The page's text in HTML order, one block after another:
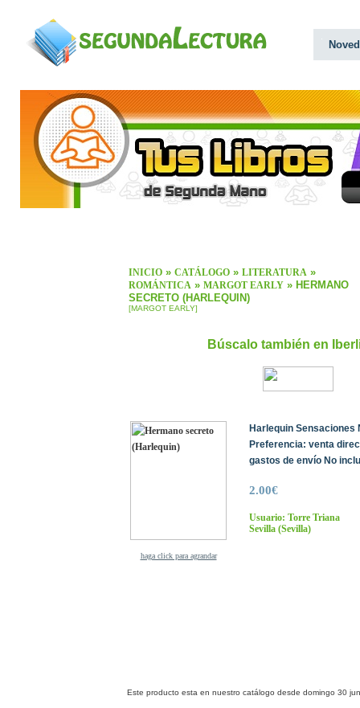
INICIO » CATÁLOGO » LITERATURA »
ROMÁNTICA » MARGOT EARLY » HERMANO
SECRETO (HARLEQUIN)
[MARGOT EARLY]
Búscalo también en
haga click para agrandar
Harlequin Sensaciones
Preferencia: venta
gastos de envío No
2.00€
Usuario: Torre Triana
Sevilla (Sevilla)
Este producto esta en nuestro catálogo desde domingo 30